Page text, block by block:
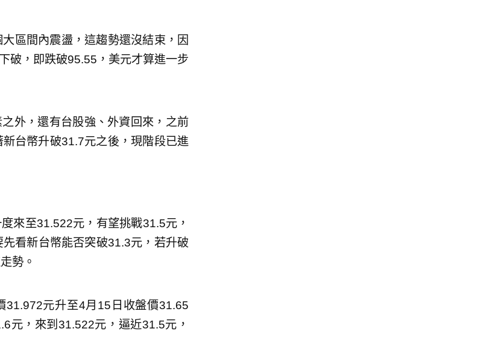
區間內震盪，這趨勢還沒結束，因
破，即跌破95.55，美元才算進一步
外，還有台股強、外資回來，之前
台幣升破31.7元之後，現階段已進
來至31.522元，有望挑戰31.5元，
看新台幣能否突破31.3元，若升破
勢。
元升至4月15日收盤價31.65
元，來到31.522元，逼近31.5元，